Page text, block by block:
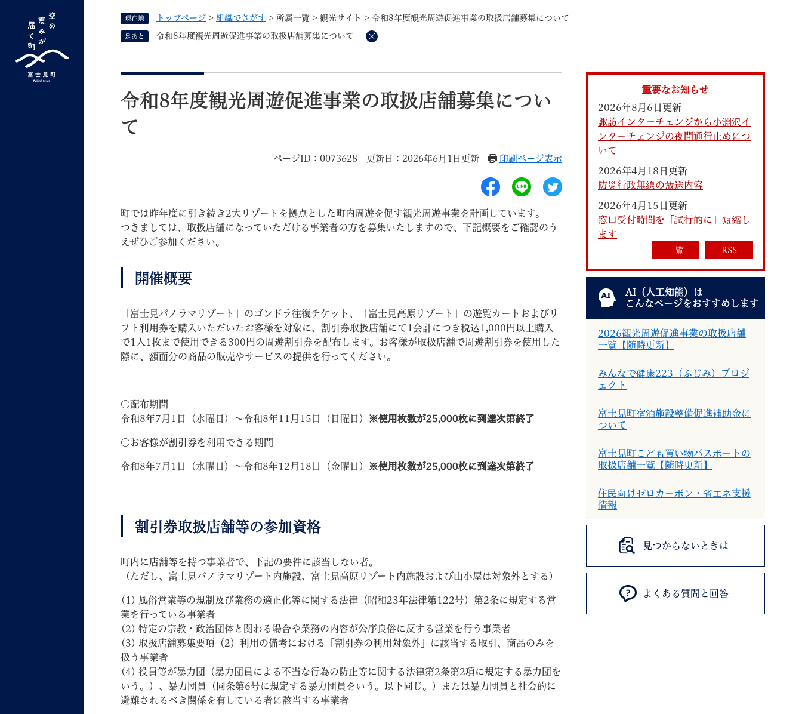
キーワード検索
o
g
検
索
すべて ページ PDF 記事ID検索
よく検索されるキーワード ：新型コロナ ふるさと納税 特別定額給付金 マイナンバー 学習支援 戸籍 請求書
こんなときは 観光
組織で探す
ご不幸
Foreign language 音声読み上げ 背景色 ご利用ガイド
携帯サイト
現在地 トップページ > 組織でさがす > 所属一覧 > 観光サイト > 令和8年度観光周遊促進事業の取扱店舗募集について
足あと 令和8年度観光周遊促進事業の取扱店舗募集について
削
文
令和8年度観光周遊促進事業の取扱店舗募集につい
て
ページID：0073628 更新日：2026年6月1日更新 印刷ページ表示
町では昨年度に引き続き2大リゾートを拠点とした町内周遊を促す観光周遊事業を計画しています。
つきましては、取扱店舗になっていただける事業者の方を募集いたしますので、下記概要をご確認のう
えぜひご参加ください。
開催概要
「富士見パノラマリゾート」のゴンドラ往復チケット、「富士見高原リゾート」の遊覧カートおよびリ
フト利用券を購入いただいたお客様を対象に、割引券取扱店舗にて1会計につき税込1,000円以上購入
で1人1枚まで使用できる300円の周遊割引券を配布します。お客様が取扱店舗で周遊割引券を使用した
際に、額面分の商品の販売やサービスの提供を行ってください。
〇配布期間
令和8年7月1日（水曜日）～令和8年11月15日（日曜日） ※使用枚数が25,000枚に到達次第終了
〇お客様が割引券を利用できる期間
令和8年7月1日（水曜日）～令和8年12月18日（金曜日） ※使用枚数が25,000枚に到達次第終了
割引券取扱店舗等の参加資格
町内に店舗等を持つ事業者で、下記の要件に該当しない者。
（ただし、富士見パノラマリゾート内施設、富士見高原リゾート内施設および山小屋は対象外とする）
(1) 風俗営業等の規制及び業務の適正化等に関する法律（昭和23年法律第122号）第2条に規定する営
業を行っている事業者
(2) 特定の宗教・政治団体と関わる場合や業務の内容が公序良俗に反する営業を行う事業者
(3) 取扱店舗募集要項（2）利用の備考における「割引券の利用対象外」に該当する取引、商品のみを
扱う事業者
(4) 役員等が暴力団（暴力団員による不当な行為の防止等に関する法律第2条第2項に規定する暴力団を
いう。）、暴力団員（同条第6号に規定する暴力団員をいう。以下同じ。）または暴力団員と社会的に
避難されるべき関係を有している者に該当する事業者
重要なお知らせ
2026年8月6日更新
諏訪インターチェンジから小淵沢イ
ンターチェンジの夜間通行止めにつ
いて
2026年4月18日更新
防災行政無線の放送内容
2026年4月15日更新
窓口受付時間を「試行的に」短縮し
ます
一覧 RSS
AI（人工知能）は
こんなページをおすすめします
2026観光周遊促進事業の取扱店舗
一覧【随時更新】
みんなで健康223（ふじみ）プロジ
ェクト
富士見町宿泊施設整備促進補助金に
ついて
富士見町こども買い物パスポートの
取扱店舗一覧【随時更新】
住民向けゼロカーボン・省エネ支援
情報
見つからないときは
よくある質問と回答